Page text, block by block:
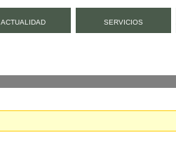
ACTUALIDAD SERVICIOS